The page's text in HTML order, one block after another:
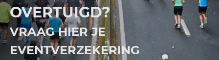
OVERTUIGD?
VRAAG HIER JE
EVENTVERZEKERING